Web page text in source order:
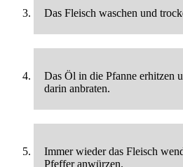
Das Fleisch waschen und
Das Öl in die Pfanne erhitzen
darin anbraten.
Immer wieder das Fleisch
Pfeffer anwürzen.